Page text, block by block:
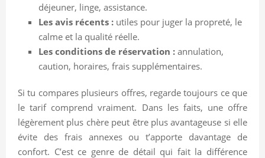
déjeuner, linge, assistance.
Les avis récents : utiles pour juger la propreté, le
calme et la qualité réelle.
Les conditions de réservation : annulation,
caution, horaires, frais supplémentaires.
Si tu compares plusieurs offres, regarde toujours ce que
le tarif comprend vraiment. Dans les faits, une offre
légèrement plus chère peut être plus avantageuse si elle
évite des frais annexes ou t’apporte davantage de
confort. C’est ce genre de détail qui fait la différence